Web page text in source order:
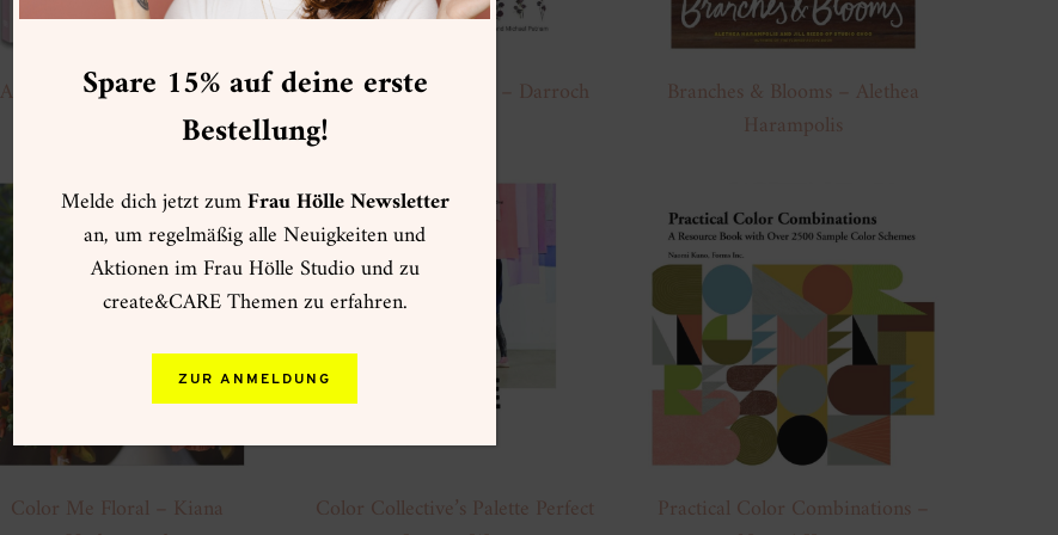
Arte floreale – Paula Pryke
Flower Color Guide – Darroch
Branches & Blooms – Alethea
Harampolis
Color Me Floral – Kiana
Color Collective’s Palette Perfect
Practical Color Combinations –
Spare 15% auf deine erste
Bestellung!
Melde dich jetzt zumFrau Hölle Newsletter
an, um regelmäßig alle Neuigkeiten und
Aktionen im Frau Hölle Studio und zu
create&CARE Themen zu erfahren.
ZUR ANMELDUNG